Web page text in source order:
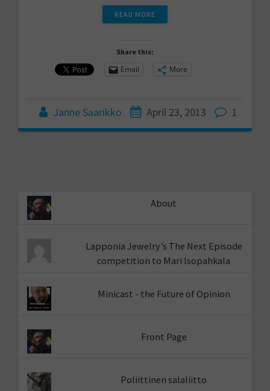
READ MORE
Share this:
Email More
Janne Saarikko April 23, 2013 1
About
Lapponia Jewelry’s The Next Episode
competition to Mari Isopahkala
Minicast - the Future of Opinion
Front Page
Poliittinen salaliitto